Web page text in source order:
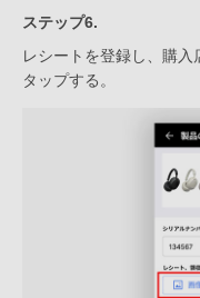
ステップ6.
レシートを登録し、購
タップする。